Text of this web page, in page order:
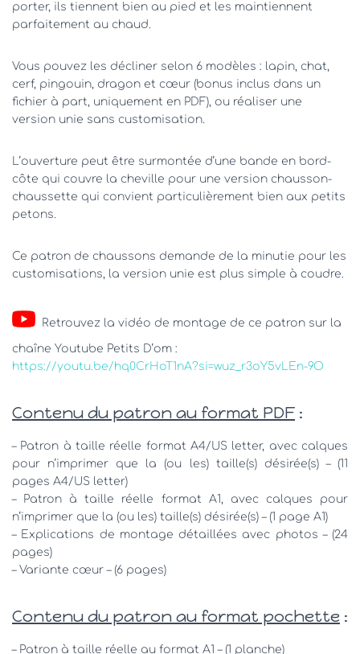
porter, ils tiennent bien au pied et les maintiennent
parfaitement au chaud.
Vous pouvez les décliner selon 6 modèles : lapin, chat,
cerf, pingouin, dragon et cœur (bonus inclus dans un
fichier à part, uniquement en PDF), ou réaliser une
version unie sans customisation.
L’ouverture peut être surmontée d’une bande en bord-
côte qui couvre la cheville pour une version chausson-
chaussette qui convient particulièrement bien aux petits
petons.
Ce patron de chaussons demande de la minutie pour les
customisations, la version unie est plus simple à coudre.
Retrouvez la vidéo de montage de ce patron sur la
chaîne Youtube Petits D’om :
https://youtu.be/hq0CrHoT1nA?si=wuz_r3oY5vLEn-9O
Contenu du patron au format PDF :
– Patron à taille réelle format A4/US letter, avec calques
pour n’imprimer que la (ou les) taille(s) désirée(s) – (11
pages A4/US letter)
– Patron à taille réelle format A1, avec calques pour
n’imprimer que la (ou les) taille(s) désirée(s) – (1 page A1)
– Explications de montage détaillées avec photos – (24
pages)
– Variante cœur – (6 pages)
Contenu du patron au format pochette :
– Patron à taille réelle au format A1 – (1 planche)